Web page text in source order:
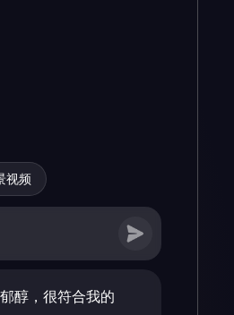
视频
醇，很符合我的